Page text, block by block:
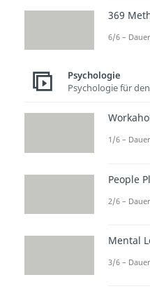
ohne
Fühlen
den
369
6/6 –
Psychologie
Psychologie für
1/6 –
People
2/6 –
Mental
3/6 –